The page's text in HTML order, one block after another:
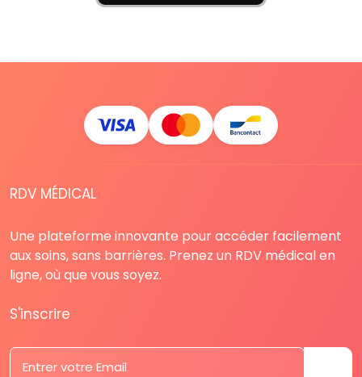
RDV MÉDICAL
Une plateforme innovante pour accéder facilement
aux soins, sans barrières. Prenez un RDV médical en
ligne, où que vous soyez.
S'inscrire